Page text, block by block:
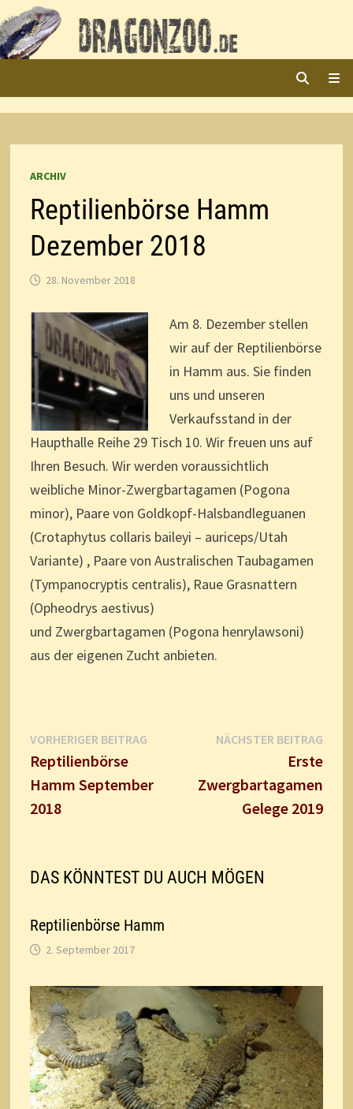
Zurück
zum
Inhalt
ARCHIV
Reptilienbörse Hamm
Dezember 2018
28. November 2018
Am 8. Dezember stellen
wir auf der Reptilienbörse
in Hamm aus. Sie finden
uns und unseren
Verkaufsstand in der
Haupthalle Reihe 29 Tisch 10. Wir freuen uns auf
Ihren Besuch. Wir werden voraussichtlich
weibliche Minor-Zwergbartagamen (Pogona
minor), Paare von Goldkopf-Halsbandleguanen
(Crotaphytus collaris baileyi – auriceps/Utah
Variante) , Paare von Australischen Taubagamen
(Tympanocryptis centralis), Raue Grasnattern
(Opheodrys aestivus)
und Zwergbartagamen (Pogona henrylawsoni)
aus der eigenen Zucht anbieten.
Beitragsnavigation
VORHERIGER BEITRAGVorheriger
Reptilienbörse
Hamm September
2018
NÄCHSTER BEITRAG
Erste
Zwergbartagamen
Gelege 2019
DAS KÖNNTEST DU AUCH MÖGEN
Reptilienbörse Hamm
2. September 2017